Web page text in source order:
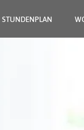
STUNDENPLAN